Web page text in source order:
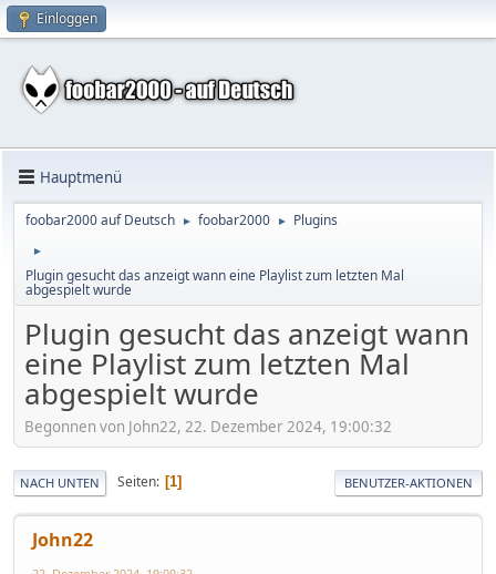
Einloggen
Hauptmenü
foobar2000 auf Deutsch ► foobar2000 ► Plugins
►
Plugin gesucht das anzeigt wann eine Playlist zum letzten Mal
abgespielt wurde
Plugin gesucht das anzeigt wann
eine Playlist zum letzten Mal
abgespielt wurde
Begonnen von John22, 22. Dezember 2024, 19:00:32
NACH UNTEN Seiten 1 BENUTZER-AKTIONEN
John22